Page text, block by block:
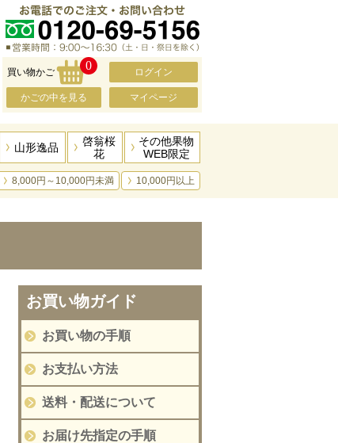
買い物かご 0 ログイン
かごの中を見る マイページ
山形逸品
啓翁桜
花
その他果物
WEB限定
8,000円～10,000円未満 10,000円以上
お買い物ガイド
お買い物の手順
お支払い方法
送料・配送について
お届け先指定の手順